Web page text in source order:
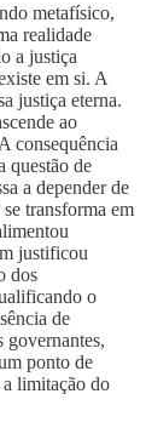
metafísico,
realidade
a justiça
em si. A
justiça eterna.
ao
consequência
questão de
a depender de
transforma em
justificou
dos
o
de
governantes,
ponto de
limitação do